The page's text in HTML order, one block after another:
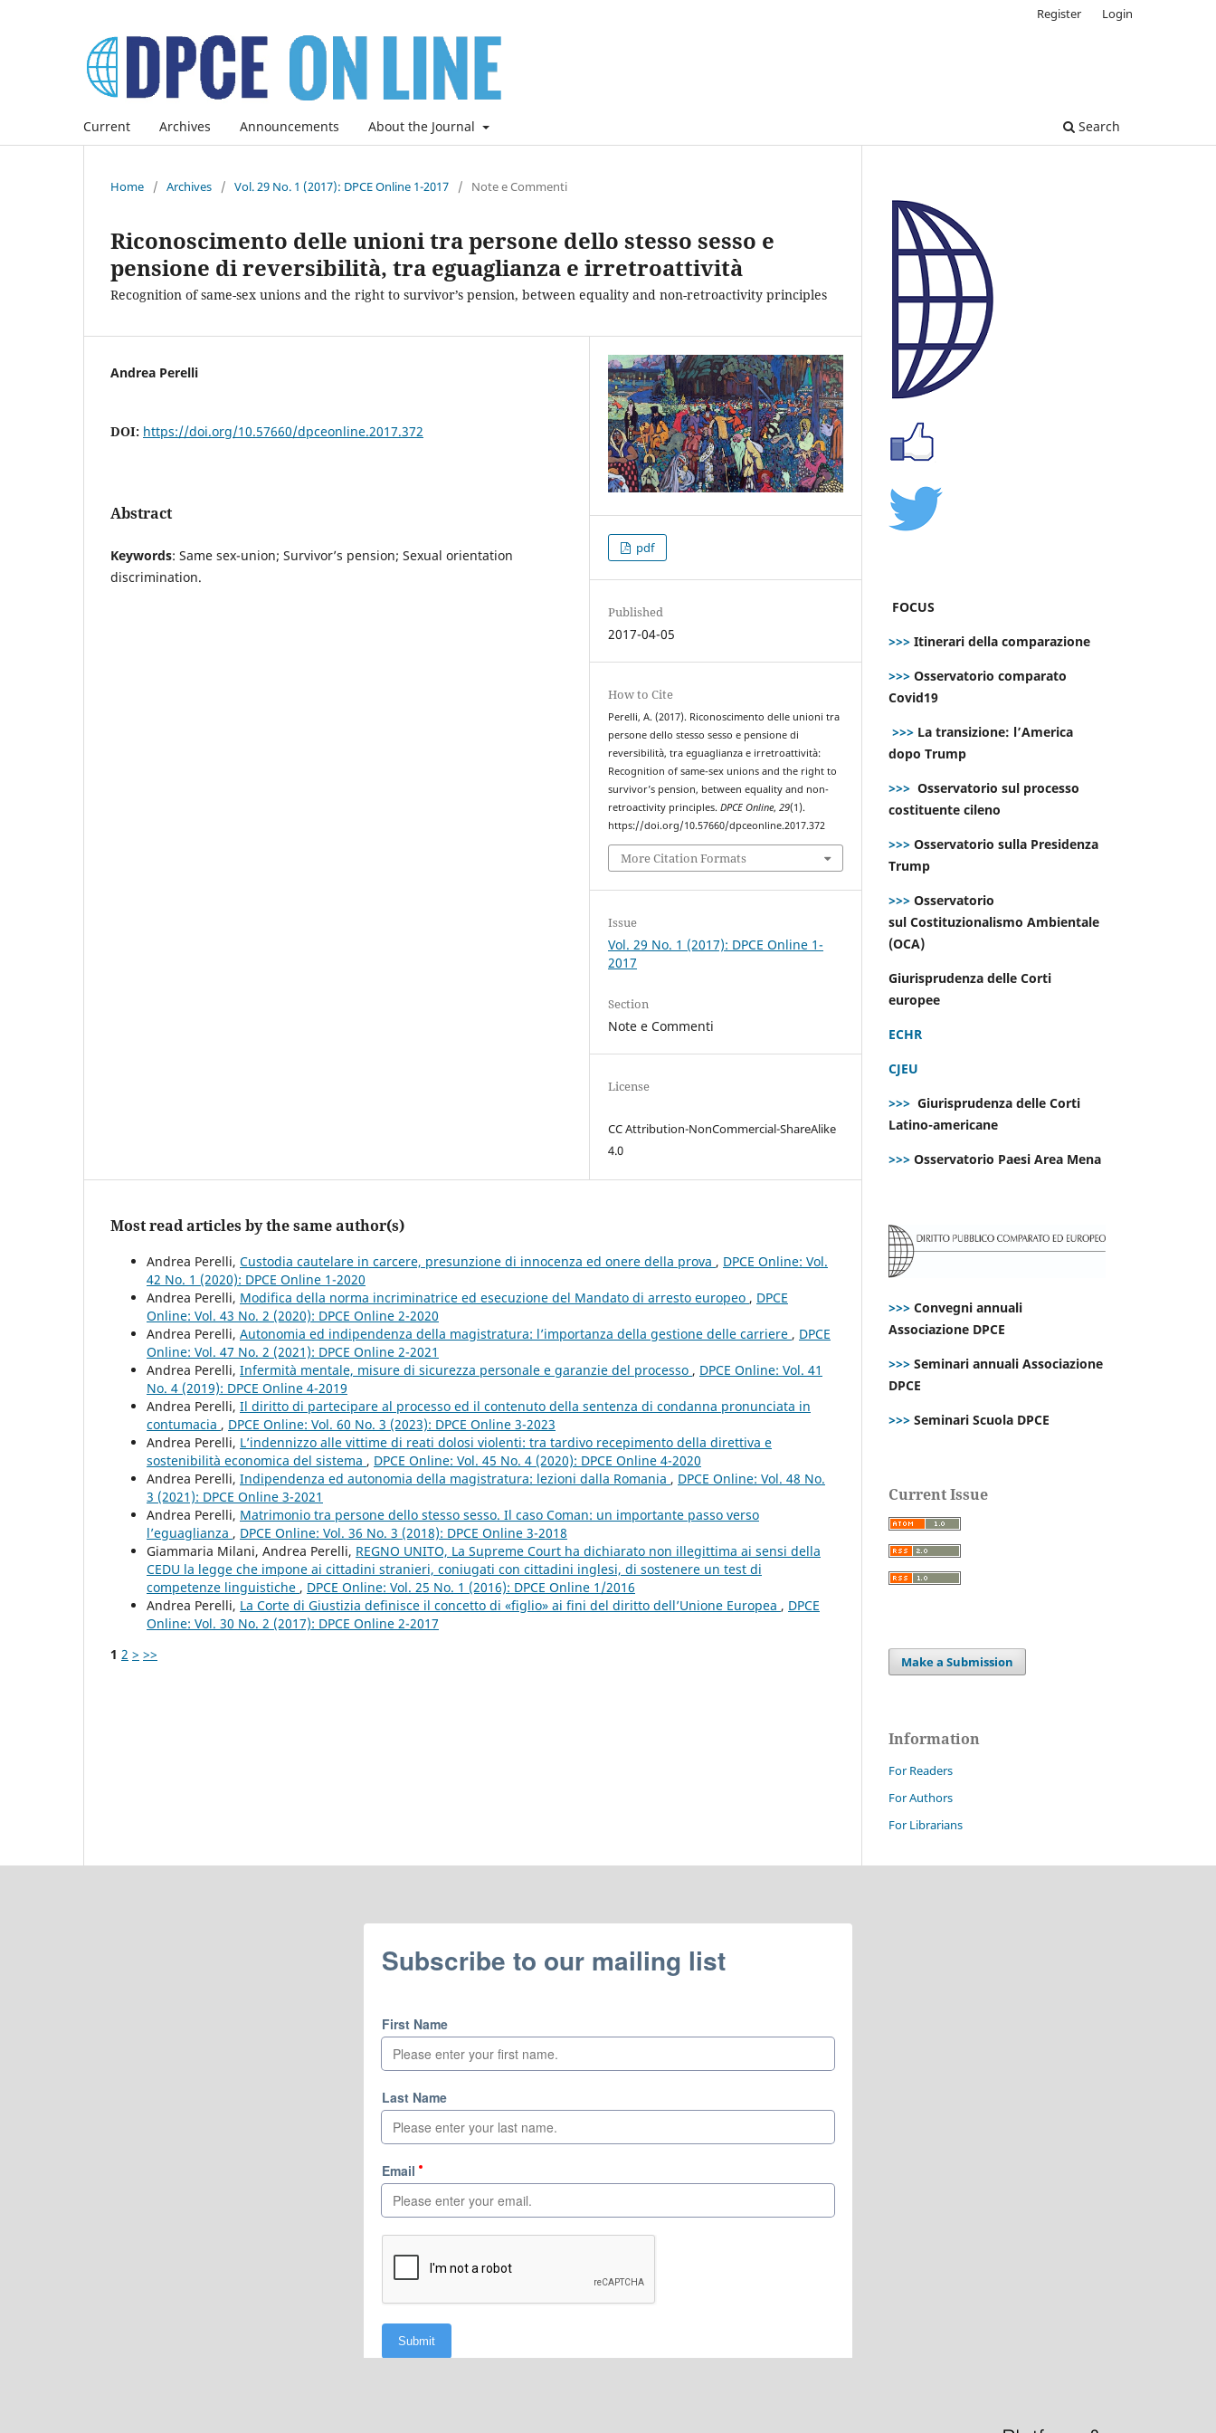
Current Archives Announcements About the Journal Search
Register Login
Home / Archives / Vol. 29 No. 1 (2017): DPCE Online 1-2017 / Note e Commenti
Riconoscimento delle unioni tra persone dello stesso sesso e
pensione di reversibilità, tra eguaglianza e irretroattività
Recognition of same-sex unions and the right to survivor’s pension, between equality and non-retroactivity principles
Andrea Perelli
DOI: https://doi.org/10.57660/dpceonline.2017.372
Abstract
Keywords: Same sex-union; Survivor’s pension; Sexual orientation
discrimination.
pdf
Published
2017-04-05
How to Cite
Perelli, A. (2017). Riconoscimento delle unioni tra
persone dello stesso sesso e pensione di
reversibilità, tra eguaglianza e irretroattività:
Recognition of same-sex unions and the right to
survivor’s pension, between equality and non-
retroactivity principles.DPCE Online,29(1).
https://doi.org/10.57660/dpceonline.2017.372
More Citation Formats
Issue
Vol. 29 No. 1 (2017): DPCE Online 1-
2017
Section
Note e Commenti
License
CC Attribution-NonCommercial-ShareAlike
4.0
Most read articles by the same author(s)
Andrea Perelli, Custodia cautelare in carcere, presunzione di innocenza ed onere della prova , DPCE Online: Vol.
42 No. 1 (2020): DPCE Online 1-2020
Andrea Perelli, Modifica della norma incriminatrice ed esecuzione del Mandato di arresto europeo , DPCE
Online: Vol. 43 No. 2 (2020): DPCE Online 2-2020
Andrea Perelli, Autonomia ed indipendenza della magistratura: l’importanza della gestione delle carriere , DPCE
Online: Vol. 47 No. 2 (2021): DPCE Online 2-2021
Andrea Perelli, Infermità mentale, misure di sicurezza personale e garanzie del processo , DPCE Online: Vol. 41
No. 4 (2019): DPCE Online 4-2019
Andrea Perelli, Il diritto di partecipare al processo ed il contenuto della sentenza di condanna pronunciata in
contumacia , DPCE Online: Vol. 60 No. 3 (2023): DPCE Online 3-2023
Andrea Perelli, L’indennizzo alle vittime di reati dolosi violenti: tra tardivo recepimento della direttiva e
sostenibilità economica del sistema , DPCE Online: Vol. 45 No. 4 (2020): DPCE Online 4-2020
Andrea Perelli, Indipendenza ed autonomia della magistratura: lezioni dalla Romania , DPCE Online: Vol. 48 No.
3 (2021): DPCE Online 3-2021
Andrea Perelli, Matrimonio tra persone dello stesso sesso. Il caso Coman: un importante passo verso
l’eguaglianza , DPCE Online: Vol. 36 No. 3 (2018): DPCE Online 3-2018
Giammaria Milani, Andrea Perelli, REGNO UNITO, La Supreme Court ha dichiarato non illegittima ai sensi della
CEDU la legge che impone ai cittadini stranieri, coniugati con cittadini inglesi, di sostenere un test di
competenze linguistiche , DPCE Online: Vol. 25 No. 1 (2016): DPCE Online 1/2016
Andrea Perelli, La Corte di Giustizia definisce il concetto di «figlio» ai fini del diritto dell’Unione Europea , DPCE
Online: Vol. 30 No. 2 (2017): DPCE Online 2-2017
1 2 > >>
FOCUS
>>> Itinerari della comparazione
>>> Osservatorio comparato
Covid19
>>> La transizione: l’America
dopo Trump
>>> Osservatorio sul processo
costituente cileno
>>> Osservatorio sulla Presidenza
Trump
>>> Osservatorio
sul Costituzionalismo Ambientale
(OCA)
Giurisprudenza delle Corti
europee
ECHR
CJEU
>>> Giurisprudenza delle Corti
Latino-americane
>>> Osservatorio Paesi Area Mena
>>> Convegni annuali
Associazione DPCE
>>> Seminari annuali Associazione
DPCE
>>> Seminari Scuola DPCE
Current Issue
Make a Submission
Information
For Readers
For Authors
For Librarians